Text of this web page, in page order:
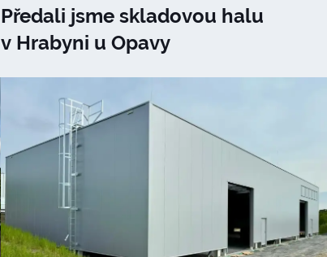
Předali jsme skladovou halu
v Hrabyni u Opavy